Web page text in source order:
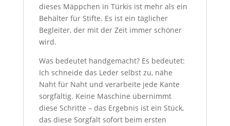
dieses Mäppchen in Türkis ist mehr als ein
Behälter für Stifte. Es ist ein täglicher
Begleiter, der mit der Zeit immer schöner
wird.
Was bedeutet handgemacht? Es bedeutet:
Ich schneide das Leder selbst zu, nähe
Naht für Naht und verarbeite jede Kante
sorgfältig. Keine Maschine übernimmt
diese Schritte – das Ergebnis ist ein Stück,
das diese Sorgfalt sofort beim ersten